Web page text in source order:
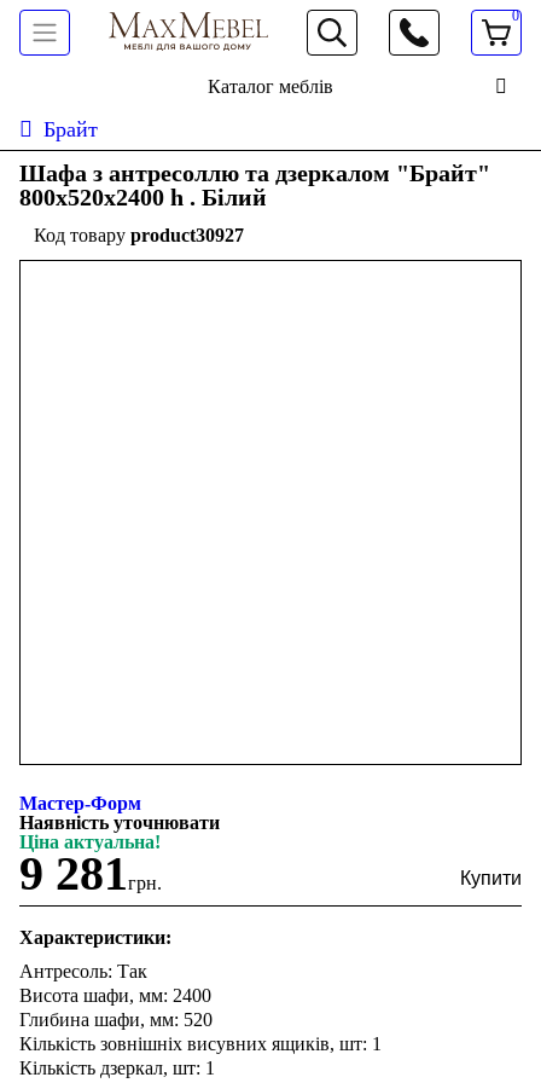
066 472 19 61
0
Каталог меблів
Брайт
Шафа з антресоллю та дзеркалом "Брайт"
800х520х2400 h . Білий
product30927
Мастер-Форм
Наявність уточнювати
Ціна актуальна!
9 281грн.
Характеристики:
Антресоль: Так
Висота шафи, мм: 2400
Глибина шафи, мм: 520
Кількість зовнішніх висувних ящиків, шт: 1
Кількість дзеркал, шт: 1